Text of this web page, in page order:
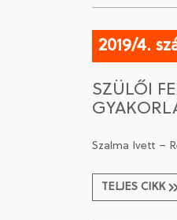
2019/4.
SZÜLŐI
Szalma Ivett –
TELJES CIKK